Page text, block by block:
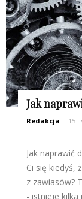
Jak
Redakcja - 15
Jak naprawić
Ci się kiedyś,
z zawiasów?
- istnieje